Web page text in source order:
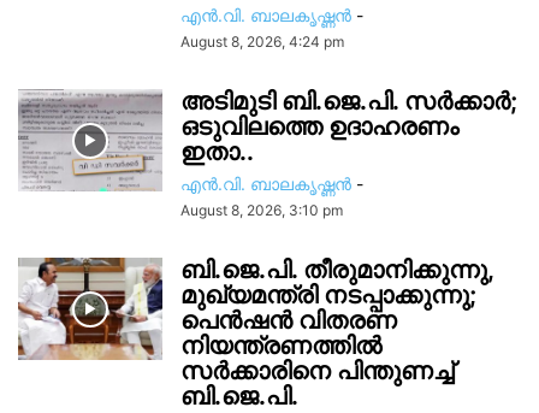
എൻ.വി. ബാലകൃഷ്ണൻ -
August 8, 2026, 4:24 pm
അടിമുടി ബി.ജെ.പി. സർക്കാർ;
ഒടുവിലത്തെ ഉദാഹരണം
ഇതാ..
എൻ.വി. ബാലകൃഷ്ണൻ -
August 8, 2026, 3:10 pm
ബി.ജെ.പി. തീരുമാനിക്കുന്നു,
മുഖ്യമന്ത്രി നടപ്പാക്കുന്നു;
പെൻഷൻ വിതരണ
നിയന്ത്രണത്തിൽ
സ‍ർക്കാരിനെ പിന്തുണച്ച്
ബി.ജെ.പി.